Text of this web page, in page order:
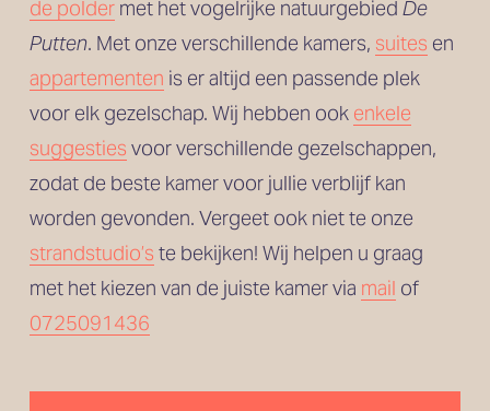
de polder met het vogelrijke natuurgebied De
Putten. Met onze verschillende kamers, suites en
appartementen is er altijd een passende plek
voor elk gezelschap. Wij hebben ook enkele
suggesties voor verschillende gezelschappen,
zodat de beste kamer voor jullie verblijf kan
strandstudio’s te bekijken! Wij helpen u graag
met het kiezen van de juiste kamer via mail
of
0725091436